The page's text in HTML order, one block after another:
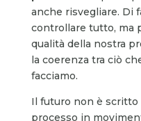
anche risvegliare. Di
controllare tutto, ma
qualità della nostra
la coerenza tra ciò
facciamo.
Il futuro non è scritto
processo in